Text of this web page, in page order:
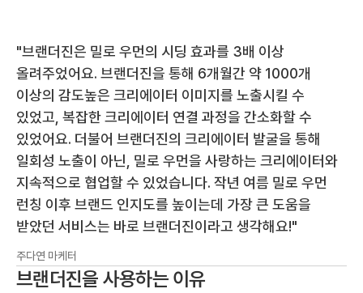
"브랜더진은 밀로 우먼의 시딩 효과를 3배 이상
올려주었어요. 브랜더진을 통해 6개월간 약 1000개
이상의 감도높은 크리에이터 이미지를 노출시킬 수
있었고, 복잡한 크리에이터 연결 과정을 간소화할 수
있었어요. 더불어 브랜더진의 크리에이터 발굴을 통해
일회성 노출이 아닌, 밀로 우먼을 사랑하는 크리에이터와
지속적으로 협업할 수 있었습니다. 작년 여름 밀로 우먼
런칭 이후 브랜드 인지도를 높이는데 가장 큰 도움을
받았던 서비스는 바로 브랜더진이라고 생각해요!"
주다연 마케터
브랜더진을 사용하는 이유